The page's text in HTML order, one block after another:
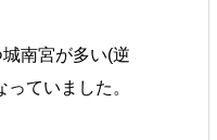
南宮が多い(逆
ていました。